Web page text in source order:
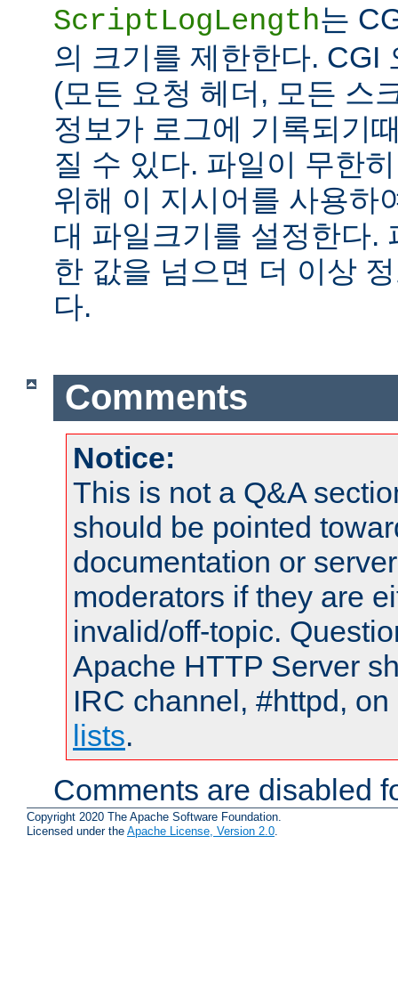
ScriptLogLength는
의 크기를 제한한다. CGI
(모든 요청 헤더, 모든 스
정보가 로그에 기록되기
질 수 있다. 파일이 무한
위해 이 지시어를 사용하
대 파일크기를 설정한다.
한 값을 넘으면 더 이상
다.
Comments
Notice:
This is not a Q&A
should be pointed
documentation or
moderators if they are
invalid/off-topic.
Apache HTTP Server
IRC channel, #httpd,
lists.
Comments are disabled
Copyright 2020 The Apache Software Foundation.
Licensed under the Apache License, Version 2.0.